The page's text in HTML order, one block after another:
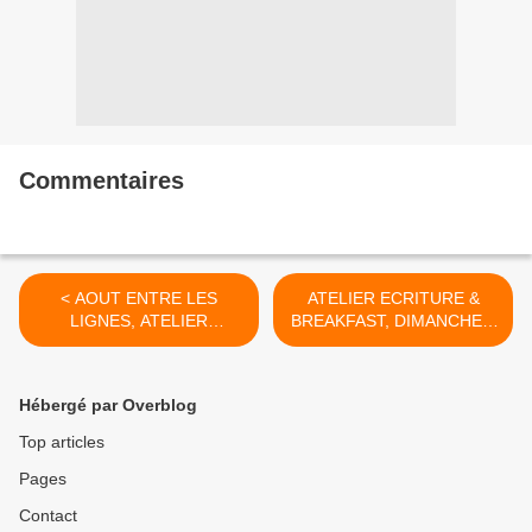
Commentaires
< AOUT ENTRE LES
LIGNES, ATELIER
ECRITURE EN LIGNE EN
ATELIER ECRITURE &
BREAKFAST, DIMANCHE 3
AOUT, vos chemins
Hébergé par Overblog
Top articles
Pages
Contact